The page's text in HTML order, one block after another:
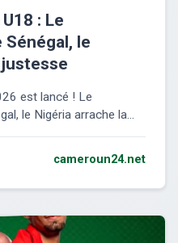
: Le
Sénégal, le
est lancé ! Le
le Nigéria arrache la...
cameroun24.net